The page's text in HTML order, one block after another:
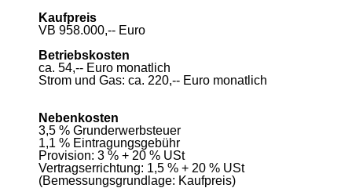
Kaufpreis
VB 958.000,-- Euro
Betriebskosten
ca. 54,-- Euro monatlich
Strom und Gas: ca. 220,-- Euro monatlich
Nebenkosten
3,5 % Grunderwerbsteuer
1,1 % Eintragungsgebühr
Provision: 3 % + 20 % USt
Vertragserrichtung: 1,5 % + 20 % USt
(Bemessungsgrundlage: Kaufpreis)